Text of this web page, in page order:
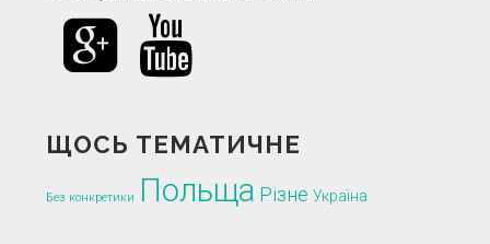
ЩОСЬ ТЕМАТИЧНЕ
Без конкретики Польща Різне Україна